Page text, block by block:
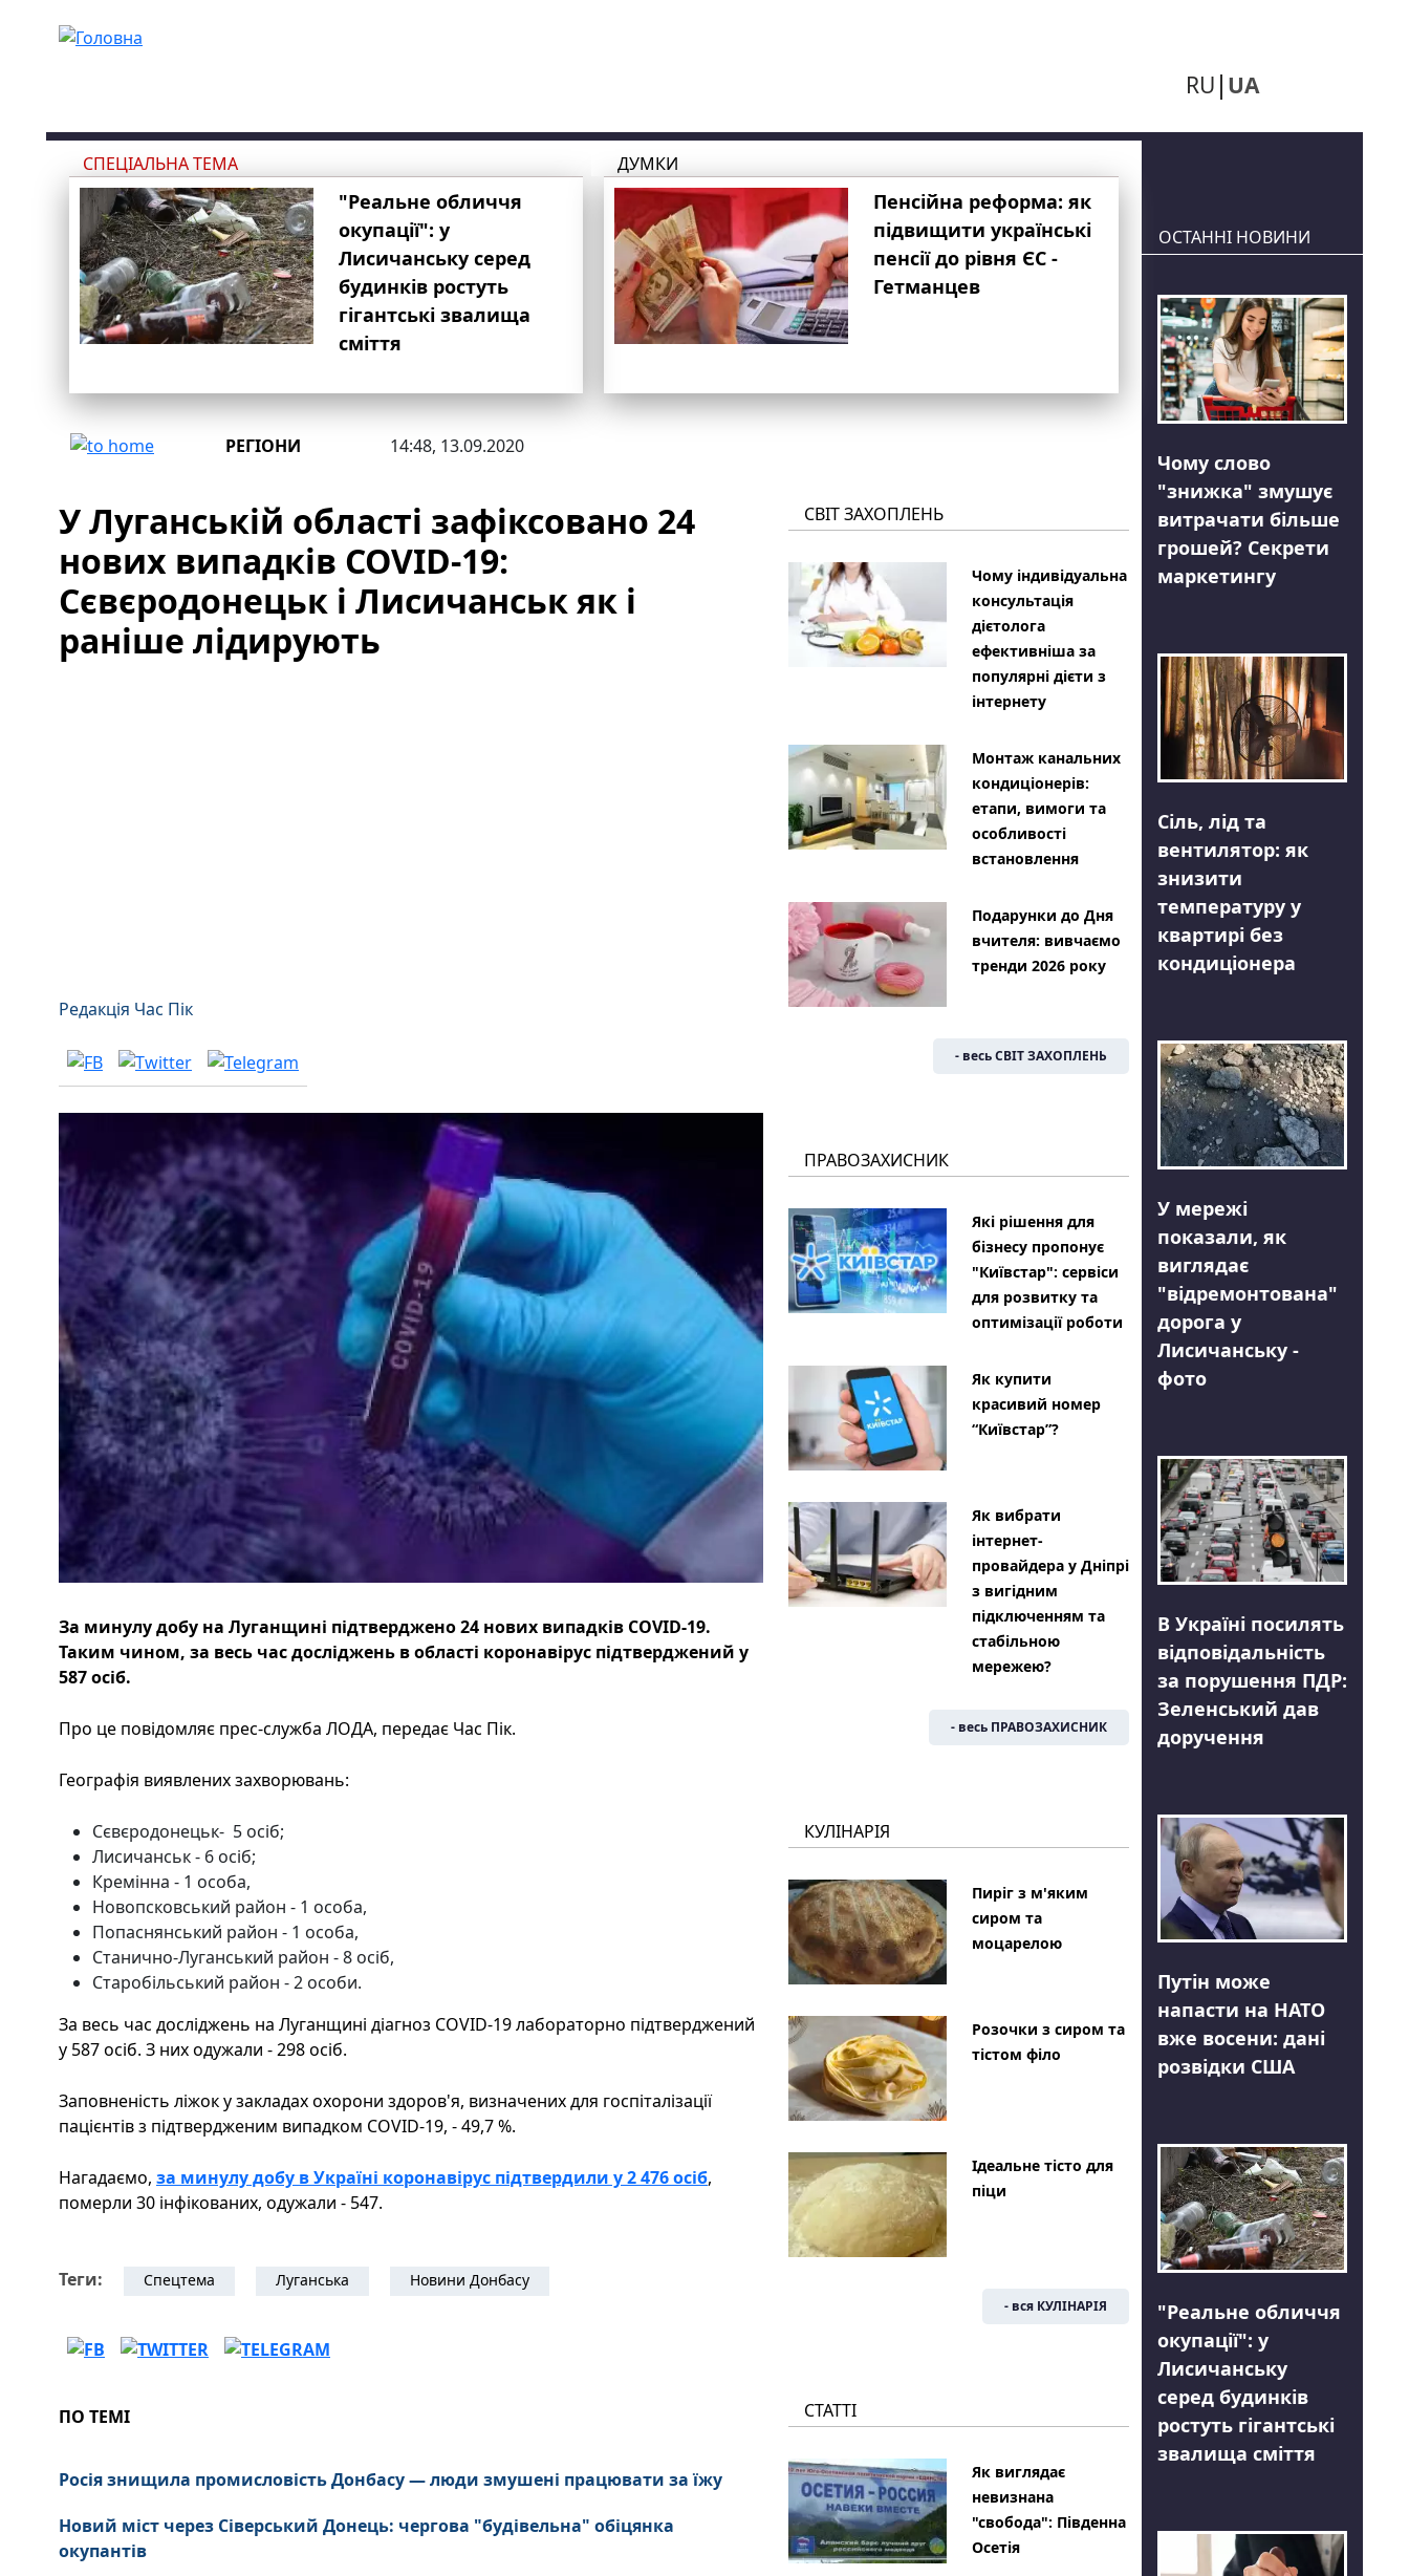
RU UA
СПЕЦІАЛЬНА ТЕМА
"Реальне обличчя
окупації": у
Лисичанську серед
будинків ростуть
гігантські звалища
сміття
ДУМКИ
Пенсійна реформа: як
підвищити українські
пенсії до рівня ЄС -
Гетманцев
РЕГІОНИ 14:48, 13.09.2020
У Луганській області зафіксовано 24
нових випадків COVID-19:
Сєвєродонецьк і Лисичанськ як і
раніше лідирують
Редакція Час Пік
За минулу добу на Луганщині підтверджено 24 нових випадків COVID-19.
Таким чином, за весь час досліджень в області коронавірус підтверджений у
587 осіб.
Про це повідомляє прес-служба ЛОДА, передає Час Пік.
Географія виявлених захворювань:
Сєвєродонецьк- 5 осіб;
Лисичанськ - 6 осіб;
Кремінна - 1 особа,
Новопсковський район - 1 особа,
Попаснянський район - 1 особа,
Станично-Луганський район - 8 осіб,
Старобільський район - 2 особи.
За весь час досліджень на Луганщині діагноз COVID-19 лабораторно підтверджений
у 587 осіб. З них одужали - 298 осіб.
Заповненість ліжок у закладах охорони здоров'я, визначених для госпіталізації
пацієнтів з підтвердженим випадком COVID-19, - 49,7 %.
Нагадаємо, за минулу добу в Україні коронавірус підтвердили у 2 476 осіб,
померли 30 інфікованих, одужали - 547.
Теги: Спецтема Луганська Новини Донбасу
ПО ТЕМІ
Росія знищила промисловість Донбасу — люди змушені працювати за їжу
Новий міст через Сіверський Донець: чергова "будівельна" обіцянка
окупантів
СВІТ ЗАХОПЛЕНЬ
Чому індивідуальна
консультація
дієтолога
ефективніша за
популярні дієти з
інтернету
Монтаж канальних
кондиціонерів:
етапи, вимоги та
особливості
встановлення
Подарунки до Дня
вчителя: вивчаємо
тренди 2026 року
- весь СВІТ ЗАХОПЛЕНЬ
ПРАВОЗАХИСНИК
Які рішення для
бізнесу пропонує
"Київстар": сервіси
для розвитку та
оптимізації роботи
Як купити
красивий номер
“Київстар”?
Як вибрати
інтернет-
провайдера у Дніпрі
з вигідним
підключенням та
стабільною
мережею?
- весь ПРАВОЗАХИСНИК
КУЛІНАРІЯ
Пиріг з м'яким
сиром та
моцарелою
Розочки з сиром та
тістом філо
Ідеальне тісто для
піци
- вся КУЛІНАРІЯ
СТАТТІ
Як виглядає
невизнана
"свобода": Південна
Осетія
ОСТАННІ НОВИНИ
Чому слово
"знижка" змушує
витрачати більше
грошей? Секрети
маркетингу
Сіль, лід та
вентилятор: як
знизити
температуру у
квартирі без
кондиціонера
У мережі
показали, як
виглядає
"відремонтована"
дорога у
Лисичанську -
фото
В Україні посилять
відповідальність
за порушення ПДР:
Зеленський дав
доручення
Путін може
напасти на НАТО
вже восени: дані
розвідки США
"Реальне обличчя
окупації": у
Лисичанську
серед будинків
ростуть гігантські
звалища сміття